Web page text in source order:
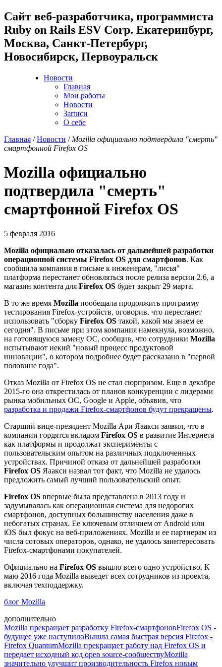
Cайт веб-разработчика, программиста
Ruby on Rails ESV Corp. Екатеринбург,
Москва, Санкт-Петербург,
Новосибирск, Первоуральск
Новости
Главная
Мои работы
Новости
Записи
О себе
Главная /Новости / Mozilla официально подтвердила "смерть"
смартфонной Firefox OS
Mozilla официально
подтвердила "смерть"
смартфонной Firefox OS
5 февраля 2016
Mozilla официально отказалась от дальнейшей разработки
операционной системы Firefox OS для смартфонов. Как
сообщила компания в письме к инженерам, "лисья"
платформа перестанет обновляться после релиза версии 2.6, а
магазин контента для Firefox OS будет закрыт 29 марта.
В то же время Mozilla пообещала продолжить программу
тестирования Firefox-устройств, оговорив, что перестанет
использовать "сборку Firefox OS такой, какой мы знаем ее
сегодня". В письме при этом компания намекнула, возможно,
на готовящуюся замену ОС, сообщив, что сотрудники Mozilla
испытывают некий "новый процесс продуктовой
инновации", о котором подробнее будет рассказано в "первой
половине года".
Отказ Mozilla от Firefox OS не стал сюрпризом. Еще в декабре
2015-го она открестилась от планов конкуренции с лидерами
рынка мобильных ОС, Google и Apple, объявив, что
разработка и продажи Firefox-смартфонов будут прекращены.
Старший вице-президент Mozilla Ари Яаакси заявил, что в
компании гордятся вкладом Firefox OS в развитие Интернета
как платформы и продолжат эксперименты с
пользовательским опытом на различных подключенных
устройствах. Причиной отказа от дальнейшей разработки
Firefox OS Яаакси назвал тот факт, что Mozilla не удалось
предложить самый лучший пользовательский опыт.
Firefox OS впервые была представлена в 2013 году и
задумывалась как операционная система для недорогих
смартфонов, доступных большинству населения даже в
небогатых странах. Ее ключевым отличием от Android или
iOS был фокус на веб-приложениях. Mozilla и ее партнерам из
числа сотовых операторов, однако, не удалось заинтересовать
Firefox-смартфонами покупателей.
Официально на Firefox OS вышло всего одно устройство. К
маю 2016 года Mozilla выведет всех сотрудников из проекта,
включая техподдержку.
блог Mozilla
дополнительно
Mozilla прекращает разработку Firefox-смартфоновFirefox OS -
будущее уже наступилоВышла самая быстрая версия Firefox -
Firefox QuantumMozilla прекращает работу над Firefox OS и
передает исходный код open source-сообществуMozilla
значительно улучшит производительность Firefox новым